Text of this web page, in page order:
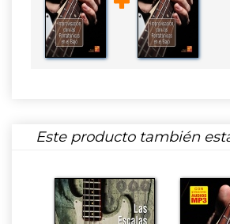
Este producto también